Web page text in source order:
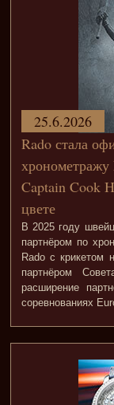
Rado стала
хронометражу
Captain Cook
цвете
В 2025 году
партнёром по
Rado с крикетом
партнёром
расширение
соревнованиях
25.6.2026